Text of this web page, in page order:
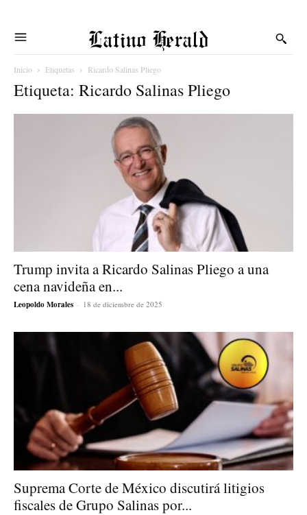
Latino Herald
Inicio Etiquetas Ricardo Salinas Pliego
Etiqueta: Ricardo Salinas Pliego
Trump invita a Ricardo Salinas Pliego a una
cena navideña en...
Leopoldo Morales - 18 de diciembre de 2025
Suprema Corte de México discutirá litigios
fiscales de Grupo Salinas por...